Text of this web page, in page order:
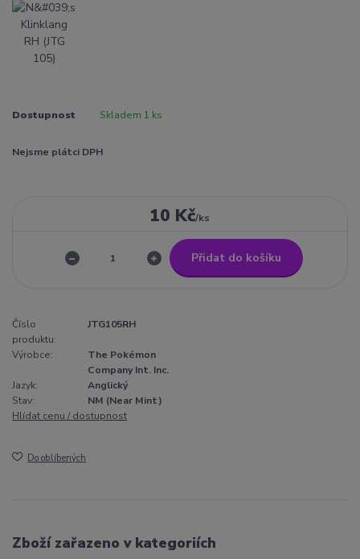
Dostupnost Skladem 1 ks
Nejsme plátci DPH
10 Kč/ks
Přidat do košíku
Číslo
produktu:
JTG105RH
Výrobce:
The Pokémon
Company Int. Inc.
Jazyk:
Anglický
Stav:
NM (Near Mint)
Hlídat cenu / dostupnost
Do oblíbených
Zboží zařazeno v kategoriích